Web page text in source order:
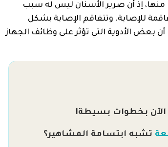
إذ أن صرير الأسنان ليس له سبب
للإصابة. وتتفاقم الإصابة بشكل
بعض الأدوية التي تؤثر على وظائف الجهاز
الآن بخطوات بسيطة!
تشبه ابتسامة المشاهير؟